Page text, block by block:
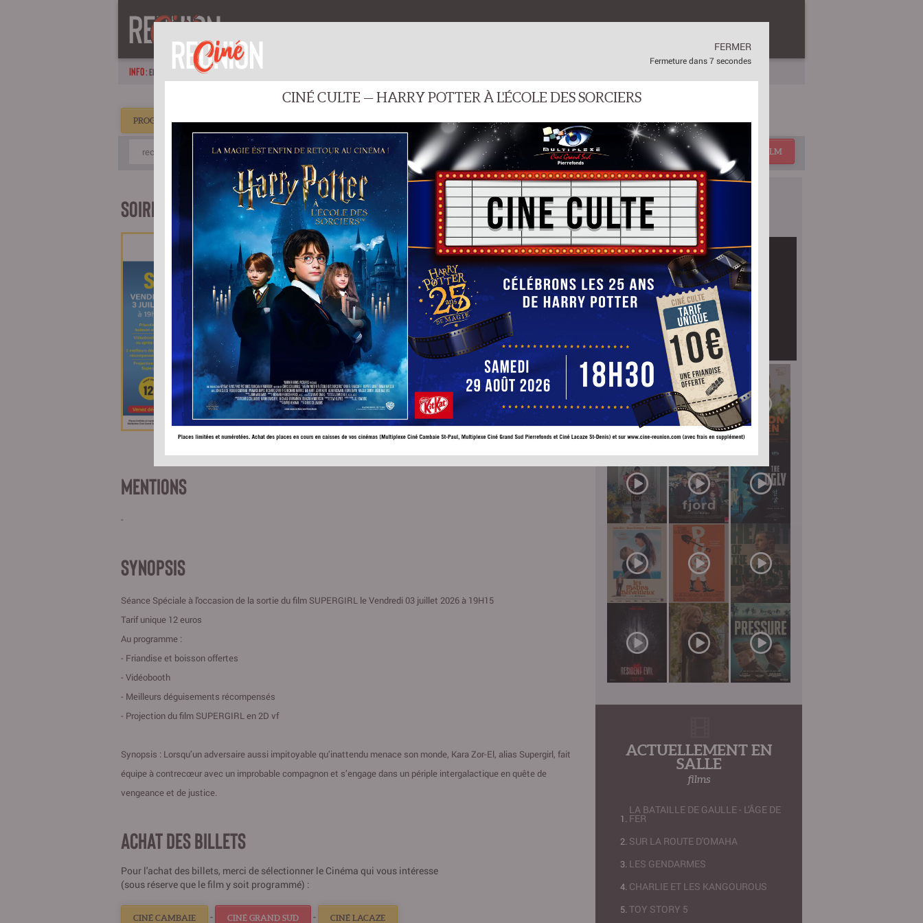
INFO :EN FAMILLE, EN AMOUREUX OU ENTRE AMIS : DES SORTIES CINÉMA POUR TOUS LES GOÛTS CETTE SEMAINE !
PROGRAMMATION CINÉ CAMBAIE PROGRAMMATION CINÉ GRAND SUD PROGRAMMATION CINÉ LACAZE
Par titre CHERCHER UN FILM
SOIRÉE SPÉCIALE SUPERGIRL
1h48
EVÉNEMENT
Sortie à La Réunion:vendredi 3 juillet 2026
Titre original:SOIRÉE SPÉCIALE SUPERGIRL
MENTIONS
-
SYNOPSIS
Séance Spéciale à l'occasion de la sortie du film SUPERGIRL le Vendredi 03 juillet 2026 à 19H15
Tarif unique 12 euros
Au programme :
- Friandise et boisson offertes
- Vidéobooth
- Meilleurs déguisements récompensés
- Projection du film SUPERGIRL en 2D vf
Synopsis : Lorsqu’un adversaire aussi impitoyable qu’inattendu menace son monde, Kara Zor-El, alias Supergirl, fait
équipe à contrecœur avec un improbable compagnon et s’engage dans un périple intergalactique en quête de
vengeance et de justice.
ACHAT DES BILLETS
Pour l'achat des billets, merci de sélectionner le Cinéma qui vous intéresse
(sous réserve que le film y soit programmé) :
CINÉ CAMBAIE - CINÉ GRAND SUD - CINÉ LACAZE
BANDES-ANNONCES
ACTUELLEMENT EN
SALLE
films
LA BATAILLE DE GAULLE - L'ÂGE DE
FER
SUR LA ROUTE D'OMAHA
LES GENDARMES
CHARLIE ET LES KANGOUROUS
TOY STORY 5
FERMER
Fermeture dans 6 secondes
CINÉ CULTE — HARRY POTTER À L'ÉCOLE DES SORCIERS